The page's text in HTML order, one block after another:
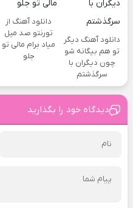
دانلود آهنگ دیگر
تو هم بیگانه شو
چون دیگران با
سرگذشتم
دانلود آهنگ از
تورنتو صد میل
میاد برام مالی تو
جلو
دیدگاه خود را بگذارید